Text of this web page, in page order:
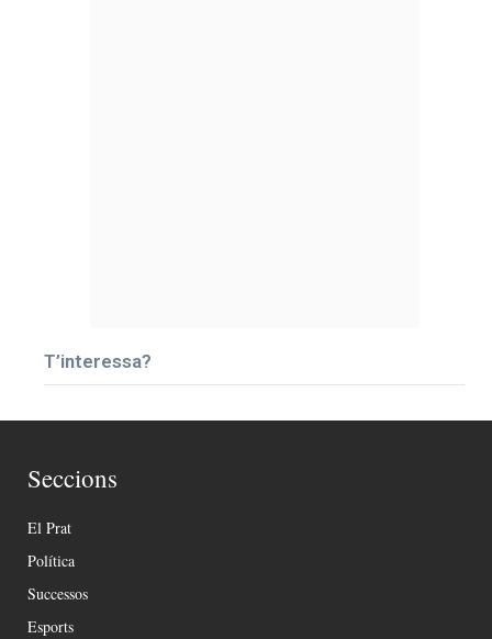
T’interessa?
Seccions
El Prat
Política
Successos
Esports